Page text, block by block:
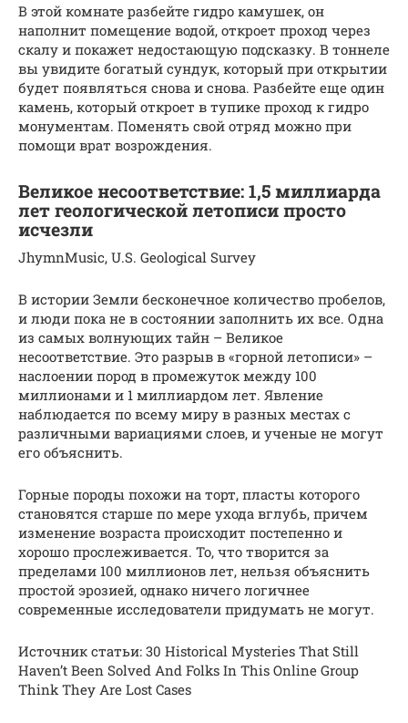
В этой комнате разбейте гидро камушек, он
наполнит помещение водой, откроет проход через
скалу и покажет недостающую подсказку. В тоннеле
вы увидите богатый сундук, который при открытии
будет появляться снова и снова. Разбейте еще один
камень, который откроет в тупике проход к гидро
монументам. Поменять свой отряд можно при
помощи врат возрождения.
Великое несоответствие: 1,5 миллиарда
лет геологической летописи просто
исчезли
JhymnMusic, U.S. Geological Survey
В истории Земли бесконечное количество пробелов,
и люди пока не в состоянии заполнить их все. Одна
из самых волнующих тайн – Великое
несоответствие. Это разрыв в «горной летописи» –
наслоении пород в промежуток между 100
миллионами и 1 миллиардом лет. Явление
наблюдается по всему миру в разных местах с
различными вариациями слоев, и ученые не могут
его объяснить.
Горные породы похожи на торт, пласты которого
становятся старше по мере ухода вглубь, причем
изменение возраста происходит постепенно и
хорошо прослеживается. То, что творится за
пределами 100 миллионов лет, нельзя объяснить
простой эрозией, однако ничего логичнее
современные исследователи придумать не могут.
Источник статьи: 30 Historical Mysteries That Still
Haven’t Been Solved And Folks In This Online Group
Think They Are Lost Cases